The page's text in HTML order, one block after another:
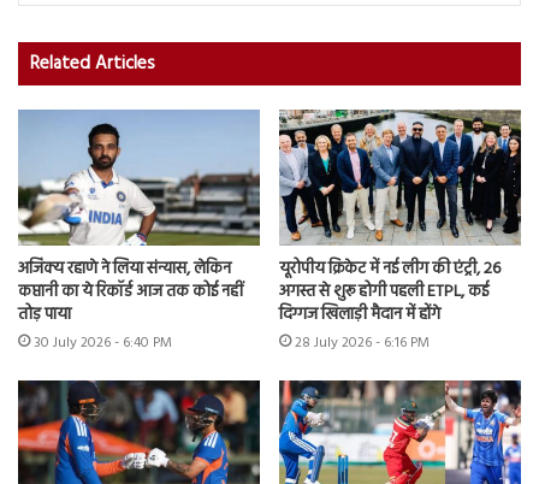
Related Articles
अजिंक्य रहाणे ने लिया संन्यास, लेकिन
कप्तानी का ये रिकॉर्ड आज तक कोई नहीं
तोड़ पाया
30 July 2026 - 6:40 PM
यूरोपीय क्रिकेट में नई लीग की एंट्री, 26
अगस्त से शुरू होगी पहली ETPL, कई
दिग्गज खिलाड़ी मैदान में होंगे
28 July 2026 - 6:16 PM